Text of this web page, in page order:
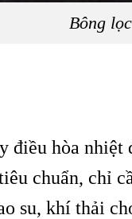
Bông
điều hòa
chuẩn, chỉ
su, khí thải